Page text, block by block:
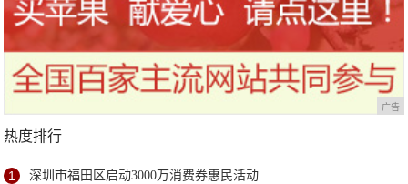
广告
热度排行
1 深圳市福田区启动3000万消费券惠民活动